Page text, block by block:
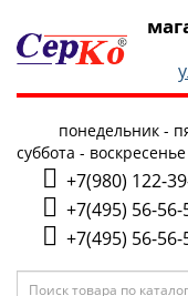
понедельник -
суббота -
+7(980) 122-
+7(495) 56-56-
+7(495) 56-56-